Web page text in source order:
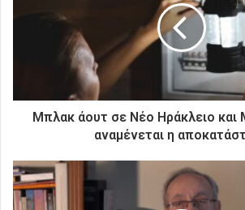
τ
ι
κ
ή
Μπλακ άουτ σε Νέο Ηράκλειο και
αναμένεται η